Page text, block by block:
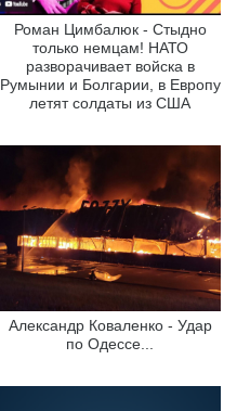
Роман Цимбалюк - Стыдно
только немцам! НАТО
разворачивает войска в
Румынии и Болгарии, в Европу
летят солдаты из США
Александр Коваленко - Удар
по Одессе...